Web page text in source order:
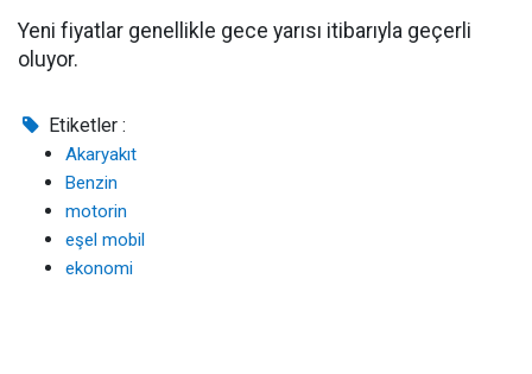
Yeni fiyatlar genellikle gece yarısı itibarıyla geçerli
oluyor.
Etiketler :
Akaryakıt
Benzin
motorin
eşel mobil
ekonomi